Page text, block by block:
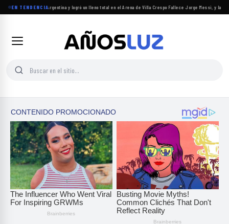
EN TENDENCIA
León regresó a Argentina y logró un lleno total en el Arena de Villa Crespo·Fallece Jorge Messi, y la AFA